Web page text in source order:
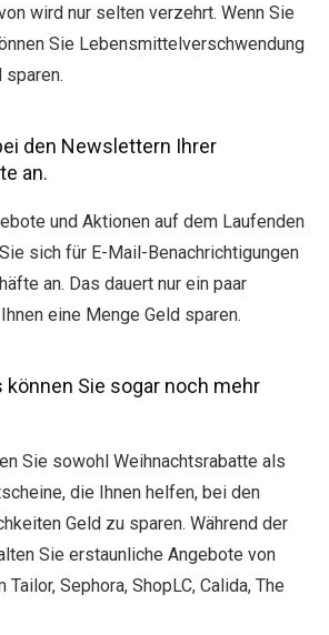
wird nur selten verzehrt. Wenn Sie
Sie Lebensmittelverschwendung
sparen.
den Newslettern Ihrer
an.
und Aktionen auf dem Laufenden
sich für E-Mail-Benachrichtigungen
an. Das dauert nur ein paar
eine Menge Geld sparen.
können Sie sogar noch mehr
Sie sowohl Weihnachtsrabatte als
die Ihnen helfen, bei den
Geld zu sparen. Während der
Sie erstaunliche Angebote von
Sephora, ShopLC, Calida, The